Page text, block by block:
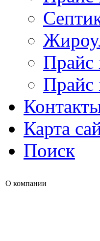
Прайс
Прайс
Карта
Поиск
О компании